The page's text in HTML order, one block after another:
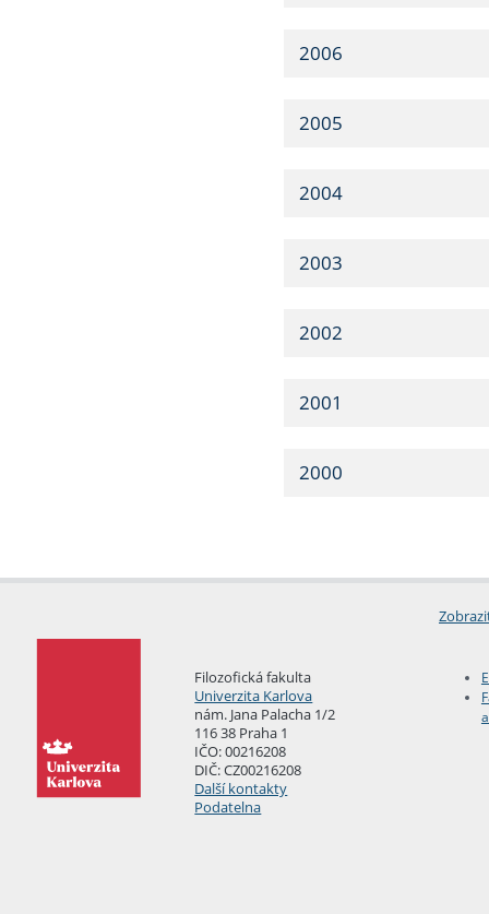
2006
2005
2004
2003
2002
2001
2000
Filozofická fakulta
Univerzita Karlova
nám. Jana Palacha 1/2
116 38 Praha 1
IČO: 00216208
DIČ: CZ00216208
Další kontakty
Podatelna